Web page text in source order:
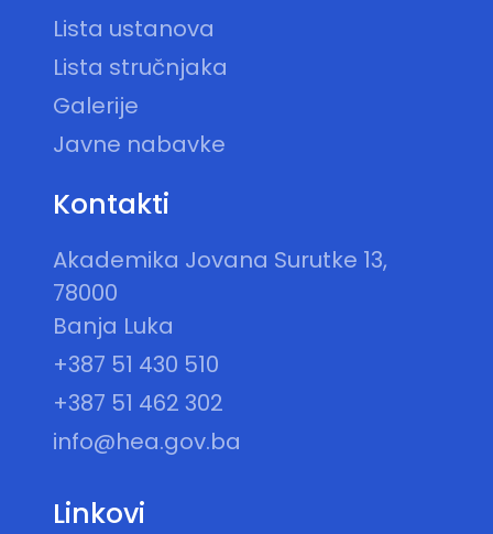
Lista ustanova
Lista stručnjaka
Galerije
Javne nabavke
Kontakti
Akademika Jovana Surutke 13,
78000
Banja Luka
+387 51 430 510
+387 51 462 302
info@hea.gov.ba
Linkovi